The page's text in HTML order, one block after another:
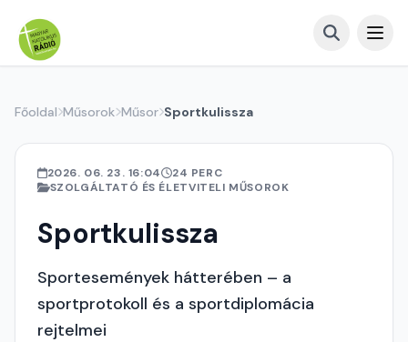
Főoldal Műsorok Műsor Sportkulissza
2026. 06. 23. 16:04
24 PERC
SZOLGÁLTATÓ ÉS ÉLETVITELI MŰSOROK
Sportkulissza
Sportesemények hátterében – a
sportprotokoll és a sportdiplomácia
rejtelmei